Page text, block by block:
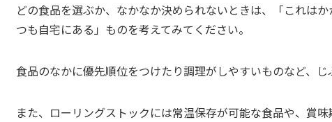
どの食品を選ぶか、なかなか決められないときは、「これは
つも自宅にある」ものを考えてみてください。
食品のなかに優先順位をつけたり調理がしやすいものなど、
また、ローリングストックには常温保存が可能な食品や、賞